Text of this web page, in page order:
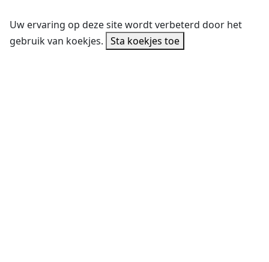
Uw ervaring op deze site wordt verbeterd door het
gebruik van koekjes. Sta koekjes toe